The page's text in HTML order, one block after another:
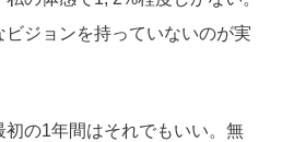
ジョンを持っていないのが実
の1年間はそれでもいい。無